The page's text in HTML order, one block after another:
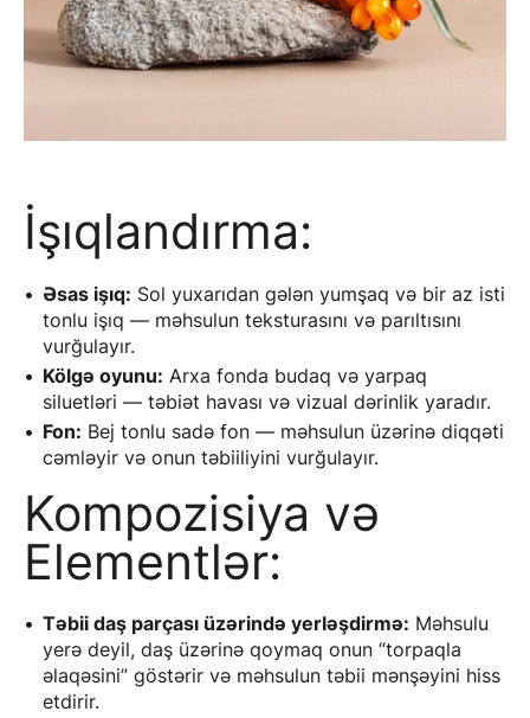
İşıqlandırma:
Əsas işıq: Sol yuxarıdan gələn yumşaq və bir az isti
tonlu işıq — məhsulun teksturasını və parıltısını
vurğulayır.
Kölgə oyunu: Arxa fonda budaq və yarpaq
siluetləri — təbiət havası və vizual dərinlik yaradır.
Fon: Bej tonlu sadə fon — məhsulun üzərinə diqqəti
cəmləyir və onun təbiiliyini vurğulayır.
Kompozisiya və
Elementlər:
Təbii daş parçası üzərində yerləşdirmə: Məhsulu
yerə deyil, daş üzərinə qoymaq onun “torpaqla
əlaqəsini” göstərir və məhsulun təbii mənşəyini hiss
etdirir.